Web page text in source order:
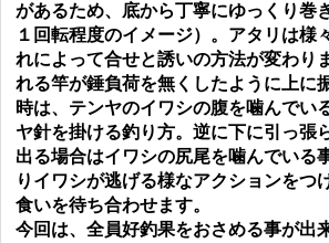
があるため、底から丁寧にゆっくり巻
１回転程度のイメージ）。アタリは様
れによって合せと誘いの方法が変わり
れる竿が錘負荷を無くしたように上に
時は、テンヤのイワシの腹を噛んでい
ヤ針を掛ける釣り方。逆に下に引っ張
出る場合はイワシの尻尾を噛んでいる
りイワシが逃げる様なアクションをつ
食いを待ち合わせます。
今回は、全員好釣果をおさめる事が出